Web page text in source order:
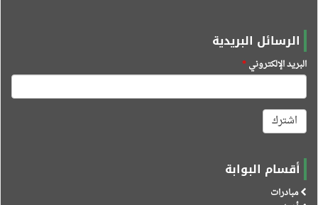
الرسائل البريدية
البريد الإلكتروني*
اشترك
أقسام البوابة
مبادرات